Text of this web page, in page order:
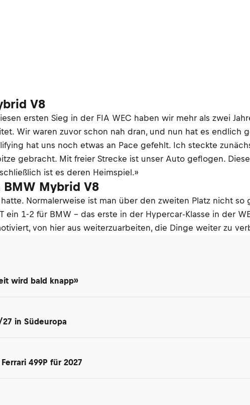
V8
ersten Sieg in der FIA WEC haben wir mehr als zwei
Wir waren zuvor schon nah dran, und nun hat es endlich
hat uns noch etwas an Pace gefehlt. Ich steckte
gebracht. Mit freier Strecke ist unser Auto geflogen.
ist es deren Heimspiel.»
Mybrid V8
Normalerweise ist man über den zweiten Platz nicht
ein 1-2 für BMW – das erste in der Hypercar-Klasse in der
von hier aus weiterzuarbeiten, die Dinge weiter zu
wird bald knapp»
27 in Südeuropa
499P für 2027